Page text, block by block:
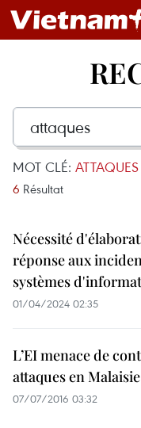
MOT CLÉ: ATTAQUES
6 Résultat
Nécessité
réponse aux
systèmes
01/04/2024 02:35
L’EI menace de
attaques en Malaisie
07/07/2016 03:32